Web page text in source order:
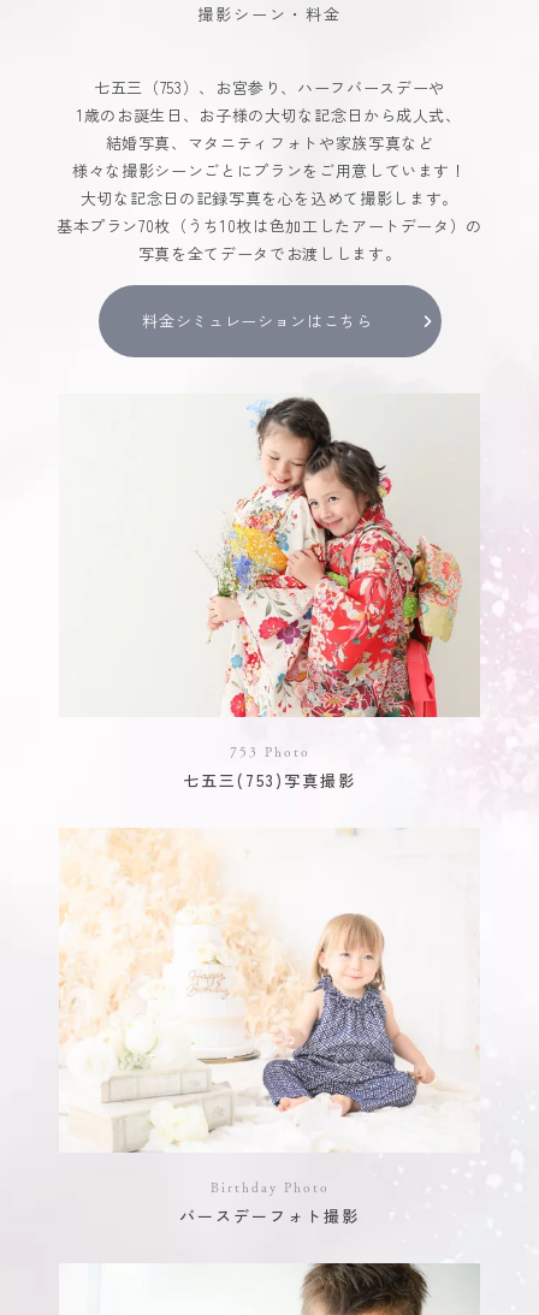
撮影シーン・料金
七五三（753）、お宮参り、ハーフバースデーや
1歳のお誕生日、お子様の大切な記念日から成人式、
結婚写真、マタニティフォトや家族写真など
様々な撮影シーンごとにプランをご用意しています！
大切な記念日の記録写真を心を込めて撮影します。
基本プラン70枚（うち10枚は色加工したアートデータ）の
写真を全てデータでお渡しします。
料金シミュレーションはこちら
753 Photo
七五三(753)写真撮影
Birthday Photo
バースデーフォト撮影